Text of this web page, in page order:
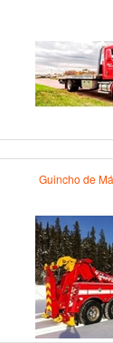
Guincho de